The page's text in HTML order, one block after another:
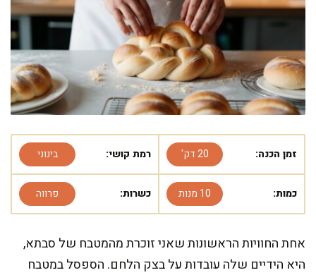
זמן הכנה: 20 דק' רמת קושי: בינוני
כמות: 10 מנות כשרות: פרווה
אחת החוויות הראשונות שאני זוכרת מהמטבח של סבתא,
היא הידיים שלה עובדות על בצק הלחם. הספסל במטבח